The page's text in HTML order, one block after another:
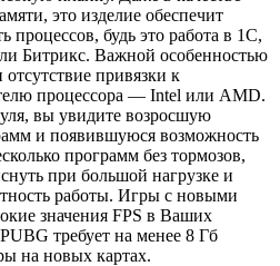
это изделие обеспечит
процессов, будь это работа в 1С,
Битрикс. Важной особенностью
отсутствие привязки к
процессора — Intel или AMD.
вы увидите возросшую
и появившуюся возможность
программ без тормозов,
при большой нагрузке и
работы. Игры с новыми
значения FPS в Ваших
требует на менее 8 Гб
на новых картах.